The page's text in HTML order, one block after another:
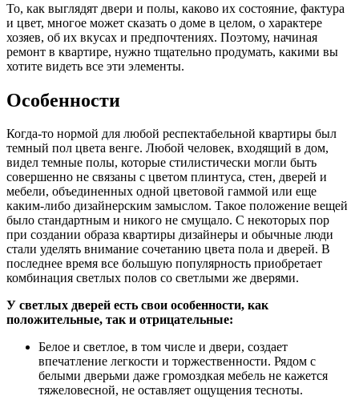
То, как выглядят двери и полы, каково их состояние, фактура
и цвет, многое может сказать о доме в целом, о характере
хозяев, об их вкусах и предпочтениях. Поэтому, начиная
ремонт в квартире, нужно тщательно продумать, какими вы
хотите видеть все эти элементы.
Особенности
Когда-то нормой для любой респектабельной квартиры был
темный пол цвета венге. Любой человек, входящий в дом,
видел темные полы, которые стилистически могли быть
совершенно не связаны с цветом плинтуса, стен, дверей и
мебели, объединенных одной цветовой гаммой или еще
каким-либо дизайнерским замыслом. Такое положение вещей
было стандартным и никого не смущало. С некоторых пор
при создании образа квартиры дизайнеры и обычные люди
стали уделять внимание сочетанию цвета пола и дверей. В
последнее время все большую популярность приобретает
комбинация светлых полов со светлыми же дверями.
У светлых дверей есть свои особенности, как
положительные, так и отрицательные:
Белое и светлое, в том числе и двери, создает
впечатление легкости и торжественности. Рядом с
белыми дверьми даже громоздкая мебель не кажется
тяжеловесной, не оставляет ощущения тесноты.